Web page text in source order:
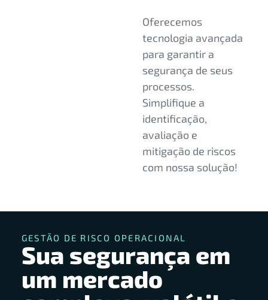
Oferecemos
tecnologia avançada
para garantir a
segurança de seus
processos.
Simplifique a
identificação,
avaliação e
mitigação de riscos
com nossa solução!
GESTÃO DE RISCO OPERACIONAL
Sua segurança em
um mercado